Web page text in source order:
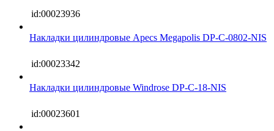
id:00023936
Накладки цилиндровые Apecs Megapolis DP-C-0802-NIS
id:00023342
Накладки цилиндровые Windrose DP-C-18-NIS
id:00023601